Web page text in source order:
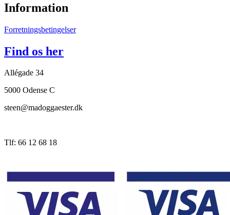
Information
Forretningsbetingelser
Find os her
Allégade 34
5000 Odense C
steen@madoggaester.dk
Tlf: 66 12 68 18